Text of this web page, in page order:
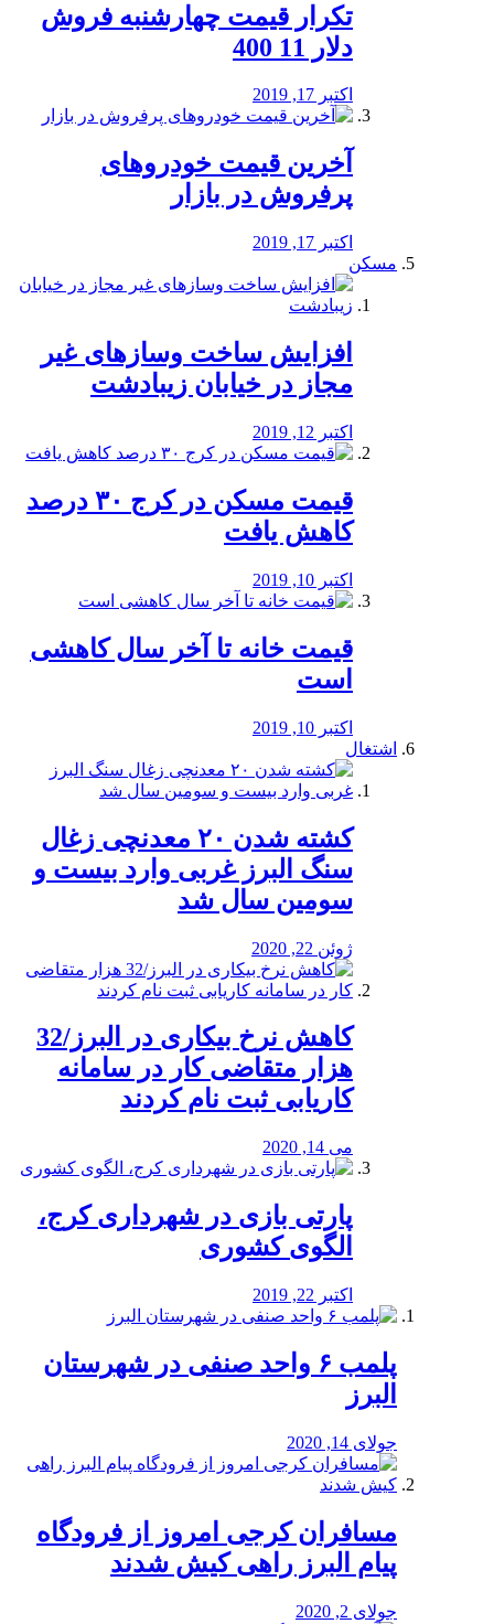
تکرار قیمت چهارشنبه فروش
دلار 11 400
اکتبر 17, 2019
آخرین قیمت خودرو‌های
پرفروش در بازار
اکتبر 17, 2019
مسکن
افزایش ساخت وسازهای غیر
مجاز در خیابان زیبادشت
اکتبر 12, 2019
️قیمت مسکن در کرج ۳۰ درصد
کاهش یافت
اکتبر 10, 2019
قیمت خانه تا آخر سال کاهشی
است
اکتبر 10, 2019
اشتغال
کشته شدن ۲۰ معدنچی زغال
سنگ البرز غربی وارد بیست و
سومین سال شد
ژوئن 22, 2020
کاهش نرخ بیکاری در البرز/32
هزار متقاضی کار در سامانه
کاریابی ثبت نام کردند
می 14, 2020
پارتی بازی در شهرداری کرج،
الگوی کشوری
اکتبر 22, 2019
پلمب ۶ واحد صنفی در شهرستان
البرز
جولای 14, 2020
مسافران کرجی امروز از فرودگاه
پیام البرز راهی کیش شدند
جولای 2, 2020